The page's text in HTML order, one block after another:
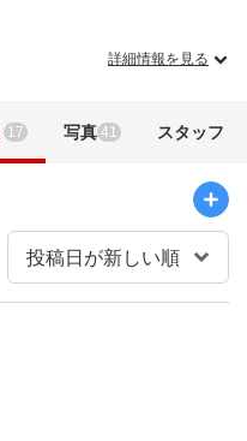
詳細情報を見る
17 写真 41 スタッフ